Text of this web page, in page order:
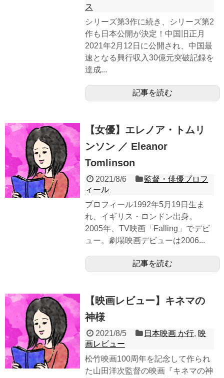
ス
シリーズ第3作に続き、シリーズ第2
作も日本公開が決定！中国旧正月
2021年2月12日に公開され、中国最
速となる興行収入30億元突破記録を
達成...
記事を読む
【女優】エレノア・トムリ
ンソン ／ Eleanor
Tomlinson
2021/8/6
監督・俳優プロフ
ィール
プロフィール1992年5月19日生ま
れ、イギリス・ロンドン出身。
2005年、TV映画「Falling」でデビ
ュー。劇場映画デビューは2006...
記事を読む
【映画レビュー】キネマの
神様
2021/8/5 日本映画 か行, 映
画レビュー
松竹映画100周年を記念して作られ
た山田洋次監督の映画『キネマの神